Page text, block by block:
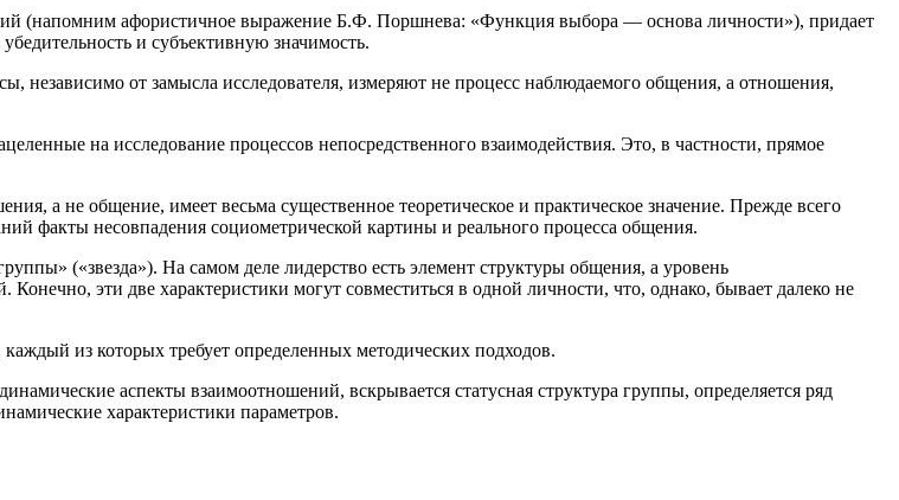
(напомним афористичное выражение Б.Ф. Поршнева: «Функция выбора — основа личности»), придает
и субъективную значимость.
независимо от замысла исследователя, измеряют не процесс наблюдаемого общения, а отношения,
на исследование процессов непосредственного взаимодействия. Это, в частности, прямое
а не общение, имеет весьма существенное теоретическое и практическое значение. Прежде всего
факты несовпадения социометрической картины и реального процесса общения.
(«звезда»). На самом деле лидерство есть элемент структуры общения, а уровень
эти две характеристики могут совместиться в одной личности, что, однако, бывает далеко не
каждый из которых требует определенных методических подходов.
аспекты взаимоотношений, вскрывается статусная структура группы, определяется ряд
характеристики параметров.